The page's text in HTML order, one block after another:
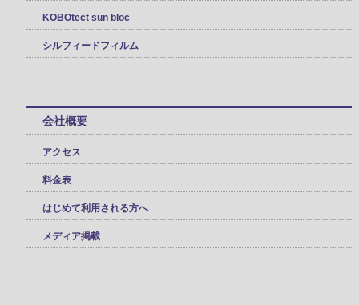
KOBOtect sun bloc
シルフィードフィルム
会社概要
アクセス
料金表
はじめて利用される方へ
メディア掲載